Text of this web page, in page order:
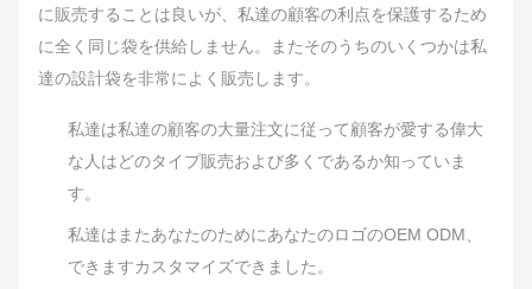
に販売することは良いが、私達の顧客の利点を保護するため
に全く同じ袋を供給しません。またそのうちのいくつかは私
達の設計袋を非常によく販売します。
私達は私達の顧客の大量注文に従って顧客が愛する偉大
な人はどのタイプ販売および多くであるか知っていま
す。
私達はまたあなたのためにあなたのロゴのOEM ODM、
できますカスタマイズできました。